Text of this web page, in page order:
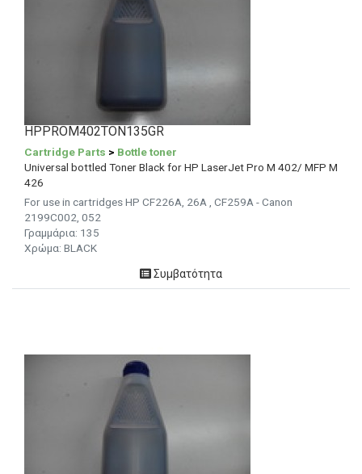
HPPROM402TON135GR
Cartridge Parts > Bottle toner
Universal bottled Toner Black for HP LaserJet Pro M 402/ MFP M
426
For use in cartridges HP CF226A, 26A , CF259A - Canon
2199C002, 052
Γραμμάρια: 135
Χρώμα: BLACK
Συμβατότητα